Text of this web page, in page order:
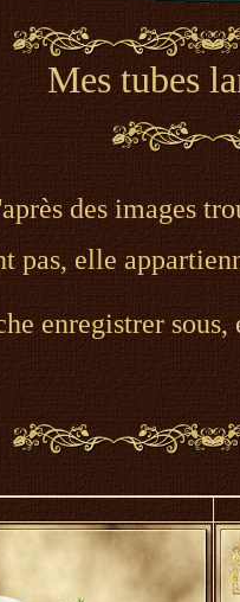
Mes tubes
des images
pas, elle
enregistrer